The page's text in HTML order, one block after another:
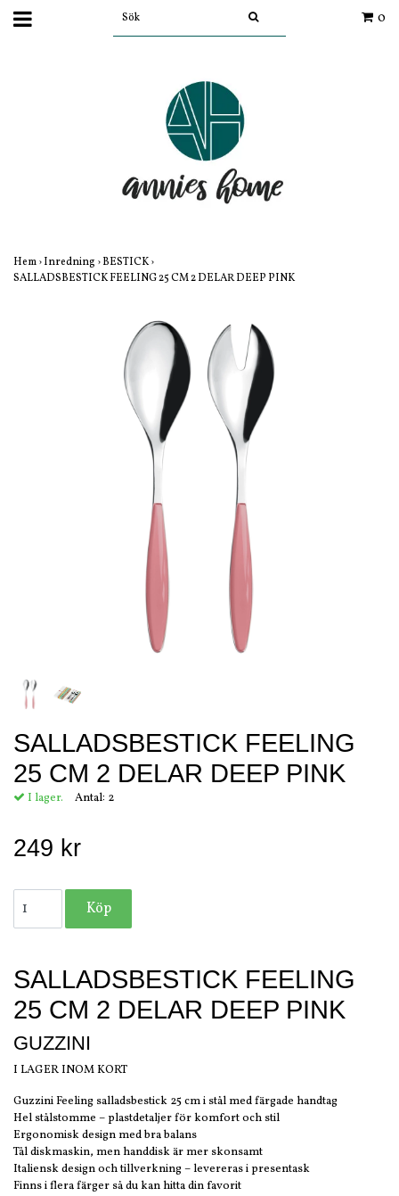
0
Hem›Inredning ›BESTICK›
SALLADSBESTICK FEELING 25 CM 2 DELAR DEEP PINK
SALLADSBESTICK FEELING
25 CM 2 DELAR DEEP PINK
I lager. Antal: 2
249 kr
SALLADSBESTICK FEELING
25 CM 2 DELAR DEEP PINK
GUZZINI
I LAGER INOM KORT
Guzzini Feeling salladsbestick 25 cm i stål med färgade handtag
Hel stålstomme – plastdetaljer för komfort och stil
Ergonomisk design med bra balans
Tål diskmaskin, men handdisk är mer skonsamt
Italiensk design och tillverkning – levereras i presentask
Finns i flera färger så du kan hitta din favorit